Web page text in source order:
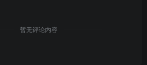
暂无评论内容